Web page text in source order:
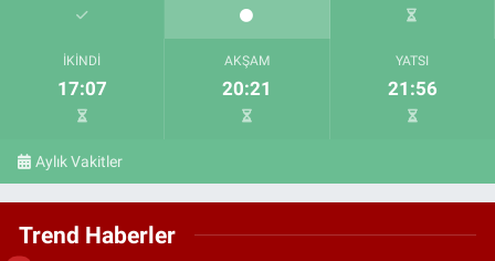
İKINDI
17:07
AKŞAM
20:21
YATSI
21:56
Aylık Vakitler
Trend Haberler